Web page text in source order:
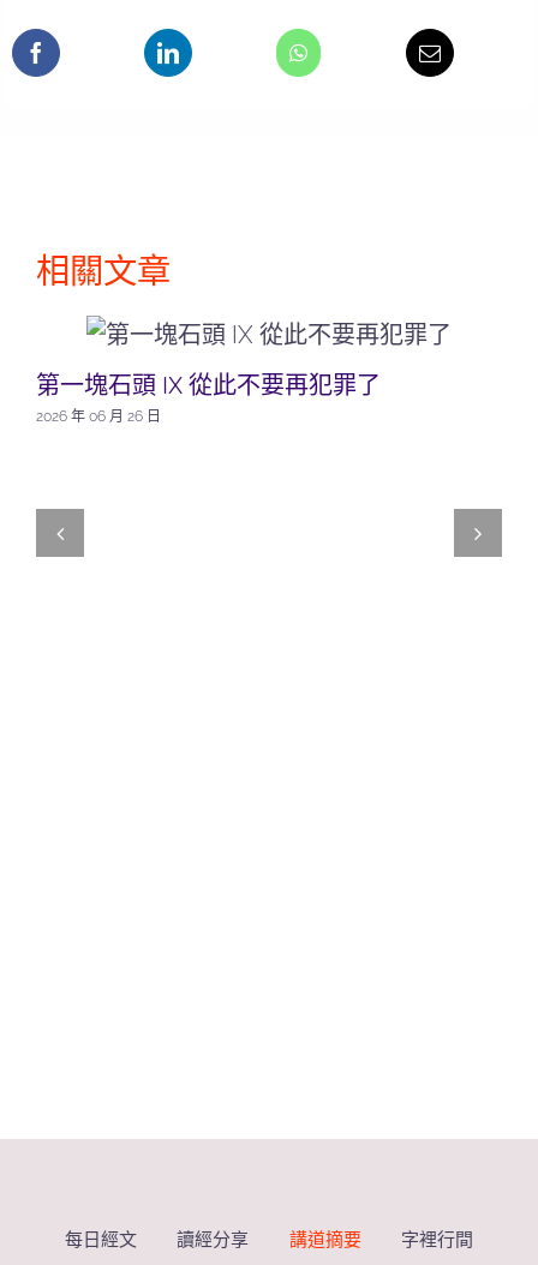
相關文章
第一塊石頭 IX 從此不要再犯罪了
2026 年 06 月 26 日
每日經文 讀經分享 講道摘要 字裡行間